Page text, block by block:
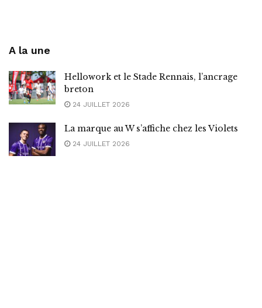
A la une
Hellowork et le Stade Rennais, l’ancrage
breton
24 JUILLET 2026
La marque au W s’affiche chez les Violets
24 JUILLET 2026